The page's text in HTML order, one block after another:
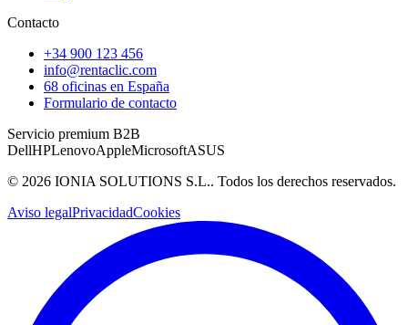
Contacto
+34 900 123 456
info@rentaclic.com
68 oficinas en España
Formulario de contacto
Servicio premium B2B
DellHPLenovoAppleMicrosoftASUS
© 2026 IONIA SOLUTIONS S.L.. Todos los derechos reservados.
Aviso legalPrivacidadCookies